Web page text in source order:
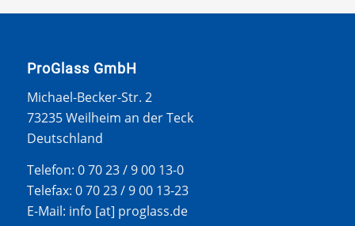
ProGlass GmbH
Michael-Becker-Str. 2
73235 Weilheim an der Teck
Deutschland
Telefon: 0 70 23 / 9 00 13-0
Telefax: 0 70 23 / 9 00 13-23
E-Mail: info [at] proglass.de